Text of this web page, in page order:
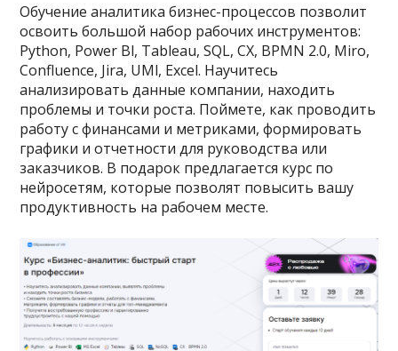
Обучение аналитика бизнес-процессов позволит
освоить большой набор рабочих инструментов:
Python, Power Bl, Tableau, SQL, CX, BPMN 2.0, Miro,
Confluence, Jira, UMl, Excel. Научитесь
анализировать данные компании, находить
проблемы и точки роста. Поймете, как проводить
работу с финансами и метриками, формировать
графики и отчетности для руководства или
заказчиков. В подарок предлагается курс по
нейросетям, которые позволят повысить вашу
продуктивность на рабочем месте.